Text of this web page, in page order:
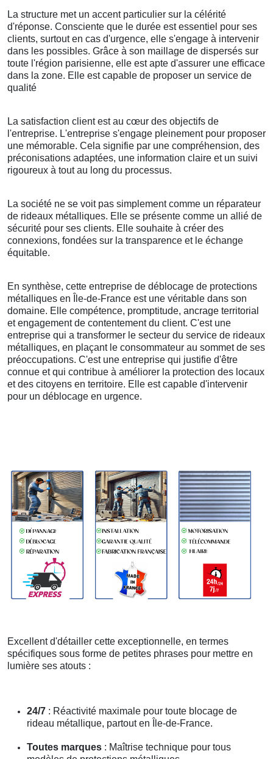
La structure met un accent particulier sur la célérité
d'réponse. Consciente que le durée est essentiel pour ses
clients, surtout en cas d'urgence, elle s'engage à intervenir
dans les possibles. Grâce à son maillage de dispersés sur
toute l'région parisienne, elle est apte d'assurer une efficace
dans la zone. Elle est capable de proposer un service de
qualité
La satisfaction client est au cœur des objectifs de
l'entreprise. L'entreprise s'engage pleinement pour proposer
une mémorable. Cela signifie par une compréhension, des
préconisations adaptées, une information claire et un suivi
rigoureux à tout au long du processus.
La société ne se voit pas simplement comme un réparateur
de rideaux métalliques. Elle se présente comme un allié de
sécurité pour ses clients. Elle souhaite à créer des
connexions, fondées sur la transparence et le échange
équitable.
En synthèse, cette entreprise de déblocage de protections
métalliques en Île-de-France est une véritable dans son
domaine. Elle compétence, promptitude, ancrage territorial
et engagement de contentement du client. C'est une
entreprise qui a transformer le secteur du service de rideaux
métalliques, en plaçant le consommateur au sommet de ses
préoccupations. C'est une entreprise qui justifie d'être
connue et qui contribue à améliorer la protection des locaux
et des citoyens en territoire. Elle est capable d'intervenir
pour un déblocage en urgence.
Excellent d'détailler cette exceptionnelle, en termes
spécifiques sous forme de petites phrases pour mettre en
lumière ses atouts :
24/7 : Réactivité maximale pour toute blocage de
rideau métallique, partout en Île-de-France.
Toutes marques : Maîtrise technique pour tous